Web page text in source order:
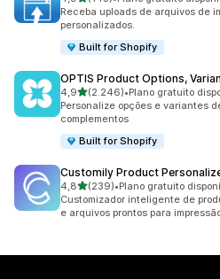
145 avaliações ao todo
Receba uploads de arquivos de
personalizados.
Built for Shopify
OPTIS Product Options,
4,9de 5 estrelas
(2.246)
2246 avaliações ao todo
•Plano gratuito
Personalize opções e variantes
complementos
Built for Shopify
Customily Product
4,8de 5 estrelas
(239)
239 avaliações ao todo
•Plano gratuito
Customizador inteligente de
e arquivos prontos para